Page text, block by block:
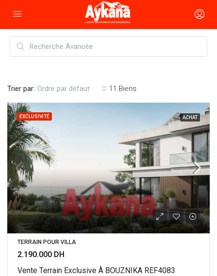
11 Biens
Trier par: Ordre par défaut
EXCLUSIVITÉ ACHAT
TERRAIN POUR VILLA
2.190.000 DH
Vente Terrain Exclusive À BOUZNIKA REF4083